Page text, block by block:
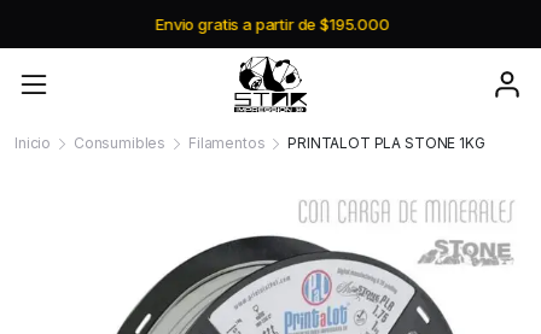
Envio gratis a partir de $195.000
Inicio Consumibles Filamentos PRINTALOT PLA STONE 1KG